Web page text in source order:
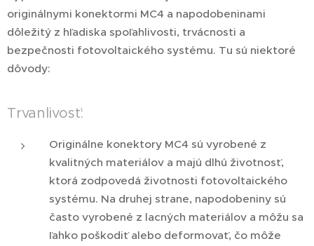
originálnymi konektormi MC4 a napodobeninami
dôležitý z hľadiska spoľahlivosti, trvácnosti a
bezpečnosti fotovoltaického systému. Tu sú niektoré
dôvody:
Trvanlivosť:
Originálne konektory MC4 sú vyrobené z
kvalitných materiálov a majú dlhú životnosť,
ktorá zodpovedá životnosti fotovoltaického
systému. Na druhej strane, napodobeniny sú
často vyrobené z lacných materiálov a môžu sa
ľahko poškodiť alebo deformovať, čo môže